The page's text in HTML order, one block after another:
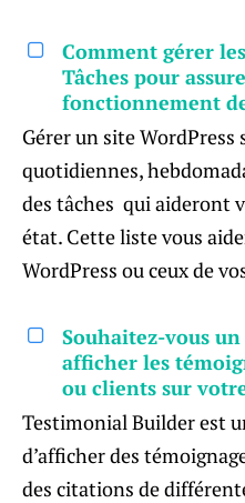
Comment gérer
Tâches pour
fonctionnement
Gérer un site
quotidiennes,
des tâches qui aideront
état. Cette liste vous
WordPress ou ceux de
Souhaitez-vous
afficher les
ou clients sur
Testimonial Builder est
d’afficher des
des citations de